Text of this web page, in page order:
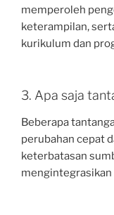
memperoleh
keterampilan,
kurikulum dan
3. Apa saja
Beberapa
perubahan cepat
keterbatasan